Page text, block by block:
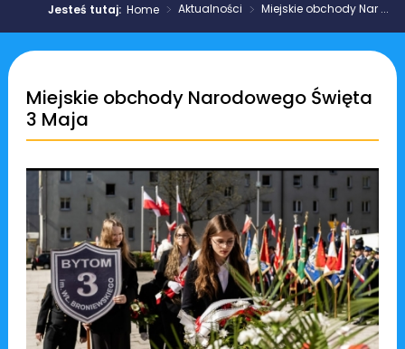
Jesteś tutaj:Home > Aktualności > Miejskie obchody Nar ...
Miejskie obchody Narodowego Święta
3 Maja